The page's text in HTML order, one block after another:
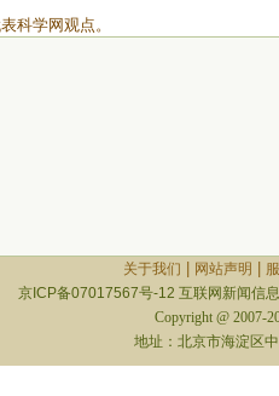
科学网观点。
关于我们 网站声明
京ICP备07017567号-12 互联网新闻信
Copyright @ 2007-
地址：北京市海淀区